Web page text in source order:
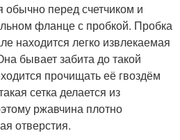
обычно перед счетчиком и
фланце с пробкой. Пробка
находится легко извлекаемая
бывает забита до такой
прочищать её гвоздём
сетка делается из
ржавчина плотно
отверстия.